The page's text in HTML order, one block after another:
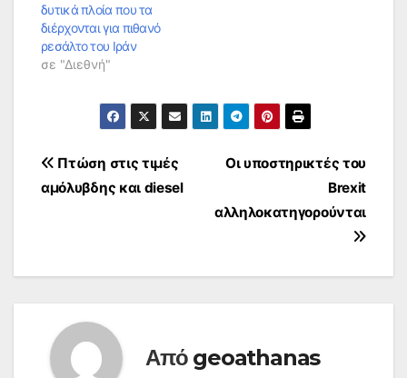
δυτικά πλοία που τα
διέρχονται για πιθανό
ρεσάλτο του Ιράν
σε "Διεθνή"
Πλοήγηση
άρθρων
Οι υποστηρικτές του
Brexit
αλληλοκατηγορούνται
Πτώση στις τιμές
αμόλυβδης και diesel
Από geoathanas